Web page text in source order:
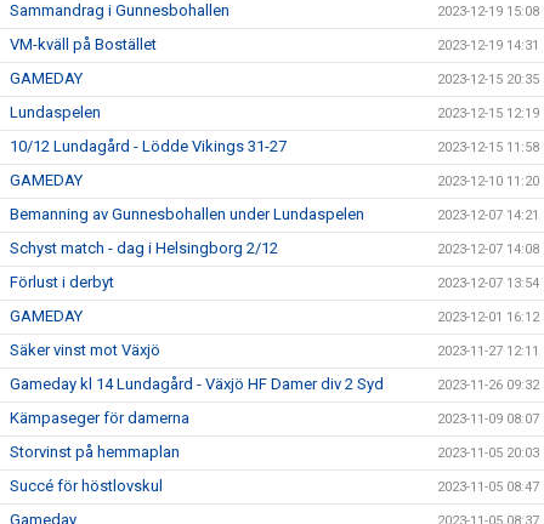
Sammandrag i Gunnesbohallen 2023-12-19 15:08
VM-kväll på Bostället 2023-12-19 14:31
GAMEDAY 2023-12-15 20:35
Lundaspelen 2023-12-15 12:19
10/12 Lundagård - Lödde Vikings 31-27 2023-12-15 11:58
GAMEDAY 2023-12-10 11:20
Bemanning av Gunnesbohallen under Lundaspelen 2023-12-07 14:21
Schyst match - dag i Helsingborg 2/12 2023-12-07 14:08
Förlust i derbyt 2023-12-07 13:54
GAMEDAY 2023-12-01 16:12
Säker vinst mot Växjö 2023-11-27 12:11
Gameday kl 14 Lundagård - Växjö HF Damer div 2 Syd 2023-11-26 09:32
Kämpaseger för damerna 2023-11-09 08:07
Storvinst på hemmaplan 2023-11-05 20:03
Succé för höstlovskul 2023-11-05 08:47
Gameday